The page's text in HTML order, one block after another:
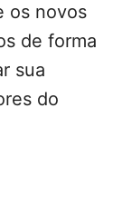
os novos
de forma
sua
do